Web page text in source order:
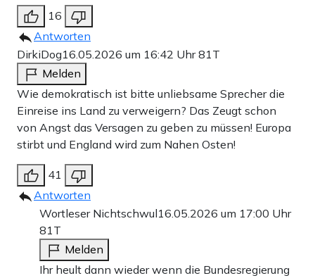
16
Antworten
DirkiDog16.05.2026 um 16:42 Uhr81T
Melden
Wie demokratisch ist bitte unliebsame Sprecher die
Einreise ins Land zu verweigern? Das Zeugt schon
von Angst das Versagen zu geben zu müssen! Europa
stirbt und England wird zum Nahen Osten!
41
Antworten
Wortleser Nichtschwul16.05.2026 um 17:00 Uhr
81T
Melden
Ihr heult dann wieder wenn die Bundesregierung